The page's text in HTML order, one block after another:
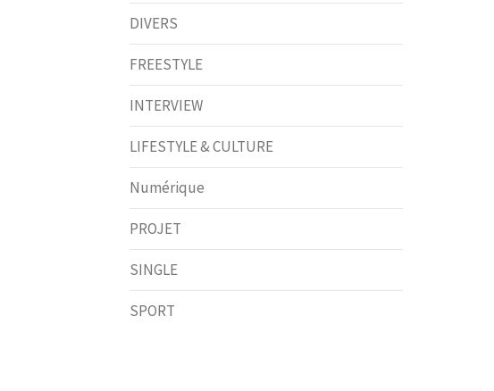
DIVERS
FREESTYLE
INTERVIEW
LIFESTYLE & CULTURE
Numérique
PROJET
SINGLE
SPORT